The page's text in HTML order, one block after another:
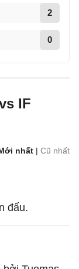
2
0
IF
nhất | Cũ nhất
đấu.